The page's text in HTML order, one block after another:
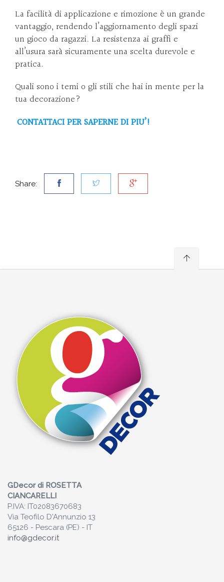
La facilità di applicazione e rimozione è un grande
vantaggio, rendendo l’aggiornamento degli spazi
un gioco da ragazzi. La resistenza ai graffi e
all’usura sarà sicuramente una scelta durevole e
pratica.
Quali sono i temi o gli stili che hai in mente per la
tua decorazione?
CONTATTACI PER SAPERNE DI PIU’!
Share:
GDecor di ROSETTA
CIANCARELLI
P.IVA: IT02083670683
Via Teofilo D'Annunzio 13
65126 - Pescara (PE) - IT
info@gdecor.it